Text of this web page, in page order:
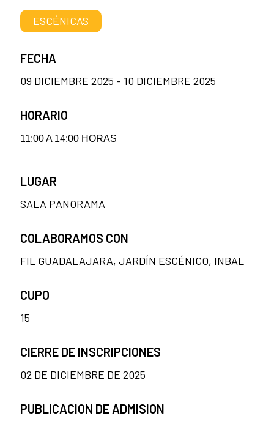
ESCÉNICAS
FECHA
09 DICIEMBRE 2025 - 10 DICIEMBRE 2025
HORARIO
11:00 A 14:00 HORAS
LUGAR
SALA PANORAMA
COLABORAMOS CON
FIL GUADALAJARA, JARDÍN ESCÉNICO, INBAL
CUPO
15
CIERRE DE INSCRIPCIONES
02 DE DICIEMBRE DE 2025
PUBLICACION DE ADMISION